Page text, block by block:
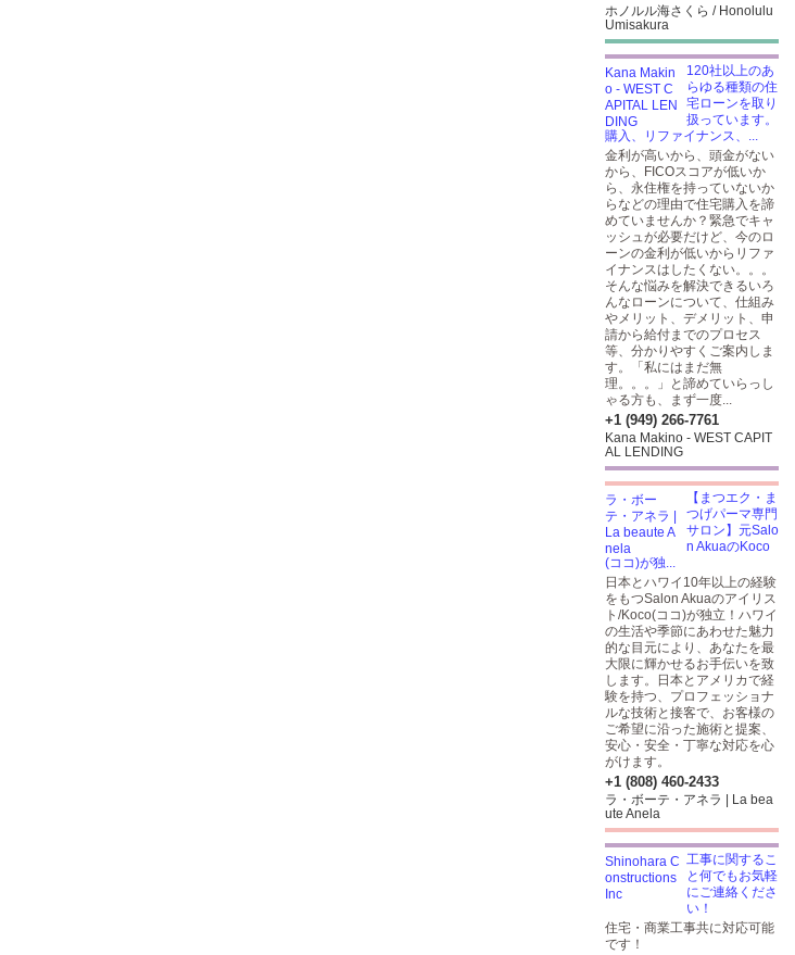
ホノルル海さくら / Honolulu
Umisakura
120社以上のあ
らゆる種類の住
宅ローンを取り
扱っています。
購入、リファイナンス、...
金利が高いから、頭金がない
から、FICOスコアが低いか
ら、永住権を持っていないか
らなどの理由で住宅購入を諦
めていませんか？緊急でキャ
ッシュが必要だけど、今のロ
ーンの金利が低いからリファ
イナンスはしたくない。。。
そんな悩みを解決できるいろ
んなローンについて、仕組み
やメリット、デメリット、申
請から給付までのプロセス
等、分かりやすくご案内しま
す。「私にはまだ無
理。。。」と諦めていらっし
ゃる方も、まず一度...
+1 (949) 266-7761
Kana Makino - WEST CAPIT
AL LENDING
【まつエク・ま
つげパーマ専門
サロン】元Salo
n AkuaのKoco
(ココ)が独...
日本とハワイ10年以上の経験
をもつSalon Akuaのアイリス
ト/Koco(ココ)が独立！ハワイ
の生活や季節にあわせた魅力
的な目元により、あなたを最
大限に輝かせるお手伝いを致
します。日本とアメリカで経
験を持つ、プロフェッショナ
ルな技術と接客で、お客様の
ご希望に沿った施術と提案、
安心・安全・丁寧な対応を心
がけます。
+1 (808) 460-2433
ラ・ボーテ・アネラ | La bea
ute Anela
工事に関するこ
と何でもお気軽
にご連絡くださ
い！
住宅・商業工事共に対応可能
です！